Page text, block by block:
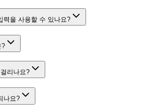
력을 사용할 수 있나요?
?
리나요?
나요?